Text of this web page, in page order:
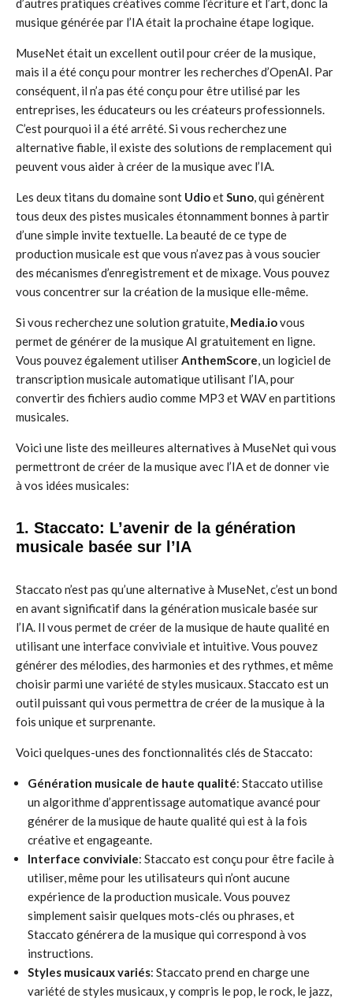
d’autres pratiques créatives comme l’écriture et l’art, donc la
musique générée par l’IA était la prochaine étape logique.
MuseNet était un excellent outil pour créer de la musique,
mais il a été conçu pour montrer les recherches d’OpenAI. Par
conséquent, il n’a pas été conçu pour être utilisé par les
entreprises, les éducateurs ou les créateurs professionnels.
C’est pourquoi il a été arrêté. Si vous recherchez une
alternative fiable, il existe des solutions de remplacement qui
peuvent vous aider à créer de la musique avec l’IA.
Les deux titans du domaine sont UdioetSuno, qui génèrent
tous deux des pistes musicales étonnamment bonnes à partir
d’une simple invite textuelle. La beauté de ce type de
production musicale est que vous n’avez pas à vous soucier
des mécanismes d’enregistrement et de mixage. Vous pouvez
vous concentrer sur la création de la musique elle-même.
Si vous recherchez une solution gratuite, Media.iovous
permet de générer de la musique AI gratuitement en ligne.
Vous pouvez également utiliserAnthemScore, un logiciel de
transcription musicale automatique utilisant l’IA, pour
convertir des fichiers audio comme MP3 et WAV en partitions
musicales.
Voici une liste des meilleures alternatives à MuseNet qui vous
permettront de créer de la musique avec l’IA et de donner vie
à vos idées musicales:
1. Staccato: L’avenir de la génération
musicale basée sur l’IA
Staccato n’est pas qu’une alternative à MuseNet, c’est un bond
en avant significatif dans la génération musicale basée sur
l’IA. Il vous permet de créer de la musique de haute qualité en
utilisant une interface conviviale et intuitive. Vous pouvez
générer des mélodies, des harmonies et des rythmes, et même
choisir parmi une variété de styles musicaux. Staccato est un
outil puissant qui vous permettra de créer de la musique à la
fois unique et surprenante.
Voici quelques-unes des fonctionnalités clés de Staccato:
Génération musicale de haute qualité: Staccato utilise
un algorithme d’apprentissage automatique avancé pour
générer de la musique de haute qualité qui est à la fois
créative et engageante.
Interface conviviale: Staccato est conçu pour être facile à
utiliser, même pour les utilisateurs qui n’ont aucune
expérience de la production musicale. Vous pouvez
simplement saisir quelques mots-clés ou phrases, et
Staccato générera de la musique qui correspond à vos
instructions.
Styles musicaux variés: Staccato prend en charge une
variété de styles musicaux, y compris le pop, le rock, le jazz,